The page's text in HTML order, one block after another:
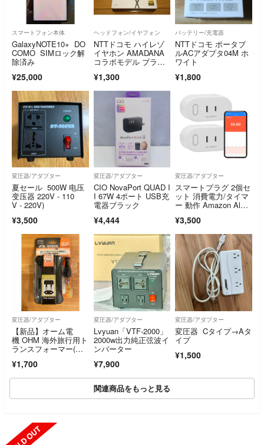
スマートフォン本体
GalaxyNOTE10+ DO
COMO SIMロック解
除済み
¥25,000
ヘッドフォン/イヤフォン
NTTドコモ ハイレゾ
イヤホン AMADANA
コラボモデル ブラッ
¥1,300
バッテリー/充電器
NTTドコモ ポータブ
ルACアダプタ04M ホ
ワイト
¥1,800
変圧器/アダプター
夏セール 500W 电压
变压器 220V - 110
V - 220V)
¥3,500
変圧器/アダプター
CIO NovaPort QUAD I
I 67W 4ポート USB充
電器ブラック
¥4,444
変圧器/アダプター
スマートプラグ 2個セ
ット 消費電力/タイマ
ー 動作 Amazon Alex
¥3,500
変圧器/アダプター
【新品】オーム電
機 OHM 海外旅行用ト
ランスフォーマー(変
¥1,700
変圧器/アダプター
Lvyuan「VTF-2000」
2000w出力純正弦波イ
ンバーター
¥7,900
変圧器/アダプター
変圧器 Cタイプ→Aタ
イプ
¥1,500
関連商品をもっと見る